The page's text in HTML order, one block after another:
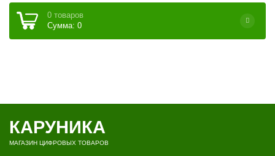
0 товаров
Сумма: 0
КАРУНИКА
МАГАЗИН ЦИФРОВЫХ ТОВАРОВ